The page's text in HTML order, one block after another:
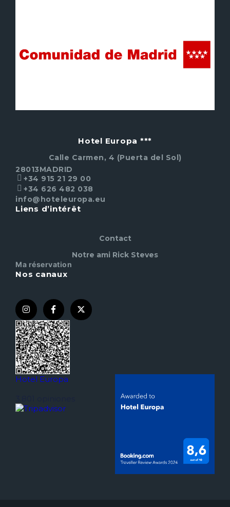
Hotel Europa ***
Calle Carmen, 4 (Puerta del Sol)
28013MADRID
+34 915 21 29 00
+34 626 482 038
info@hoteleuropa.eu
Liens d’intérêt
Contact
Notre ami Rick Steves
Ma réservation
Nos canaux
Hotel Europa